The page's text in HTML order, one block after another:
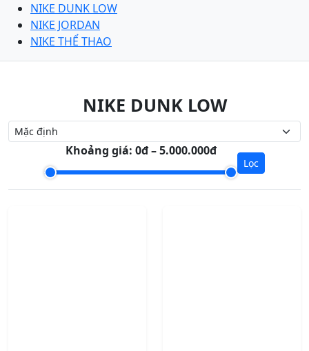
NIKE DUNK LOW
NIKE JORDAN
NIKE THỂ THAO
NIKE DUNK LOW
Khoảng giá: 0đ – 5.000.000đ
Lọc